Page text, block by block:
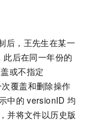
后，王先生在某一
此后在同一年份的
或不指定
覆盖和删除操作
中的 versionID 均
并将文件以历史版